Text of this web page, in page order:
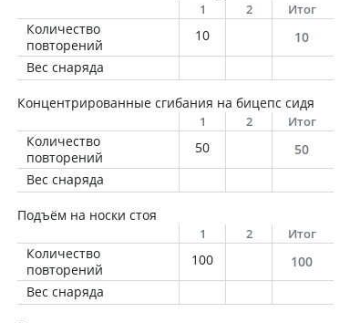
1 2 Итог
Количество
повторений
10
10
Вес снаряда
Концентрированные сгибания на бицепс сидя
1 2 Итог
Количество
повторений
50
50
Вес снаряда
Подъём на носки стоя
1 2 Итог
Количество
повторений
100
100
Вес снаряда